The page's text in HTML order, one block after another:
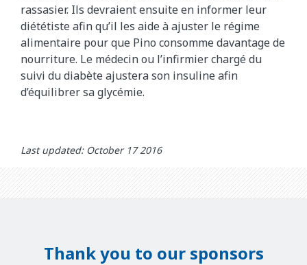
rassasier. Ils devraient ensuite en informer leur
diététiste afin qu’il les aide à ajuster le régime
alimentaire pour que Pino consomme davantage de
nourriture. Le médecin ou l’infirmier chargé du
suivi du diabète ajustera son insuline afin
d’équilibrer sa glycémie.
Last updated: October 17 2016
Thank you to our sponsors